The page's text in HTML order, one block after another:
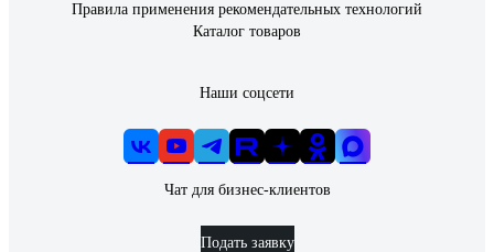
Правила применения рекомендательных технологий
Каталог товаров
Наши соцсети
Чат для бизнес-клиентов
Подать заявку